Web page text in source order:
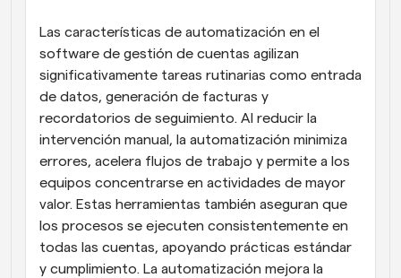
Las características de automatización en el
software de gestión de cuentas agilizan
significativamente tareas rutinarias como entrada
de datos, generación de facturas y
recordatorios de seguimiento. Al reducir la
intervención manual, la automatización minimiza
errores, acelera flujos de trabajo y permite a los
equipos concentrarse en actividades de mayor
valor. Estas herramientas también aseguran que
los procesos se ejecuten consistentemente en
todas las cuentas, apoyando prácticas estándar
y cumplimiento. La automatización mejora la